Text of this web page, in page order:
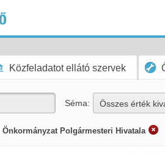
Közfeladatot ellátó szervek
Séma: Összes érték
Önkormányzat Polgármesteri Hivatala